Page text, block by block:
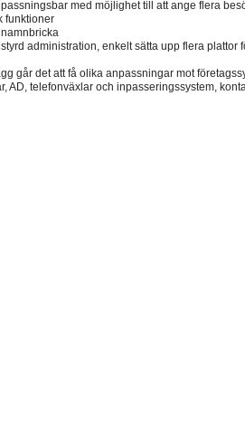
med möjlighet till att ange flera
funktioner
namnbricka
administration, enkelt sätta upp flera plattor
går det att få olika anpassningar mot
AD, telefonväxlar och inpasseringssystem,